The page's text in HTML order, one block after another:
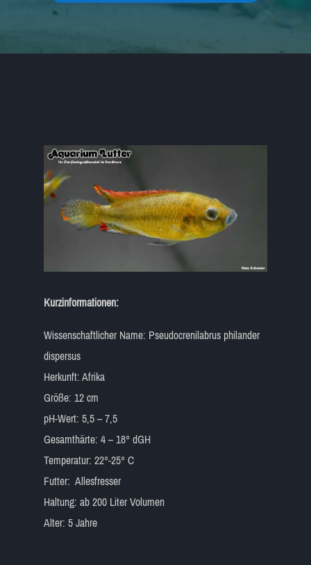
Kurzinformationen:
Wissenschaftlicher Name: Pseudocrenilabrus philander
dispersus
Herkunft: Afrika
Größe: 12 cm
pH-Wert: 5,5 – 7,5
Gesamthärte: 4 – 18° dGH
Temperatur: 22°-25° C
Futter: Allesfresser
Haltung: ab 200 Liter Volumen
Alter: 5 Jahre